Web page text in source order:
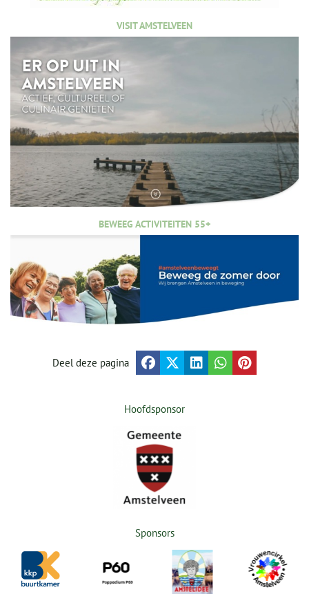
VISIT AMSTELVEEN
BEWEEG ACTIVITEITEN 55+
Deel deze pagina
Hoofdsponsor
Sponsors